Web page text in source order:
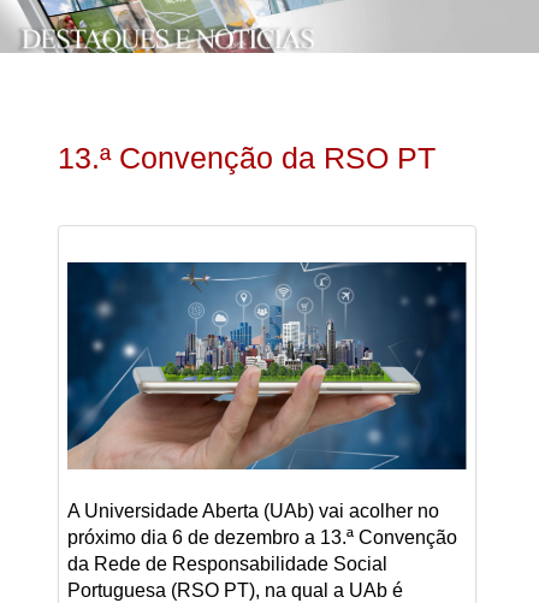
13.ª Convenção da RSO PT
A Universidade Aberta (UAb) vai acolher no
próximo dia 6 de dezembro a 13.ª Convenção
da Rede de Responsabilidade Social
Portuguesa (RSO PT), na qual a UAb é